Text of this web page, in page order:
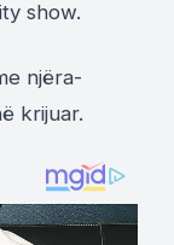
show.
njëra-
krijuar.